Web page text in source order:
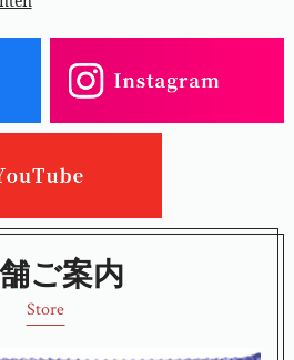
ご案内
Store